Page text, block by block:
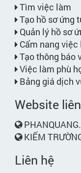
Tìm việc làm
Tạo hồ sơ ứng
Quản lý hồ sơ
Cẩm nang việc
Tạo thông báo
Việc làm phù
Bảng giá dịch
Website
KIẾM
Liên hệ